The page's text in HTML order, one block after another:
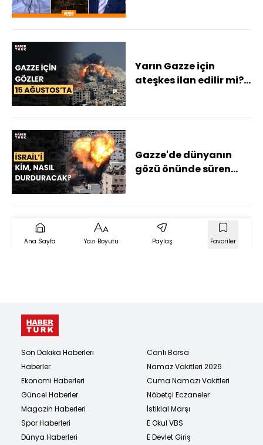
Yarın Gazze için
ateşkes ilan edilir mi?
anlattı
Gazze'de dünyanın
gözü önünde süren
yorumladı
Ana Sayfa Yazı Boyutu Paylaş Favoriler
Son Dakika Haberleri
Haberler
Ekonomi Haberleri
Güncel Haberler
Magazin Haberleri
Spor Haberleri
Dünya Haberleri
Canlı Borsa
Namaz Vakitleri 2026
Cuma Namazı Vakitleri
Nöbetçi Eczaneler
İstiklal Marşı
E Okul VBS
E Devlet Giriş